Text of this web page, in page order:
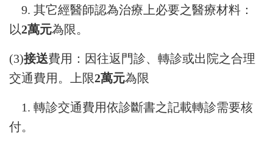
9. 其它經醫師認為治療上必要之醫療材料：
以2萬元為限。
(3)接送費用：因往返門診、轉診或出院之合理
交通費用。上限2萬元為限
1. 轉診交通費用依診斷書之記載轉診需要核
付。